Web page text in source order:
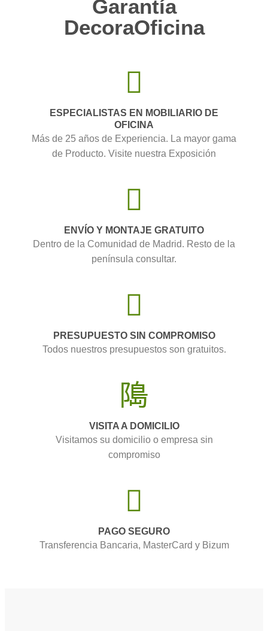
Garantía
DecoraOficina
ESPECIALISTAS EN MOBILIARIO DE
OFICINA
Más de 25 años de Experiencia. La mayor gama
de Producto. Visite nuestra Exposición
ENVÍO Y MONTAJE GRATUITO
Dentro de la Comunidad de Madrid. Resto de la
península consultar.
PRESUPUESTO SIN COMPROMISO
Todos nuestros presupuestos son gratuitos.
VISITA A DOMICILIO
Visitamos su domicilio o empresa sin
compromiso
PAGO SEGURO
Transferencia Bancaria, MasterCard y Bizum